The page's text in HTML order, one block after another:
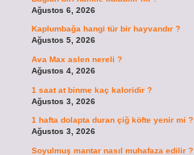
Ağustos 6, 2026
Kaplumbağa hangi tür bir hayvandır ?
Ağustos 5, 2026
Ava Max aslen nereli ?
Ağustos 4, 2026
1 saat at binme kaç kaloridir ?
Ağustos 3, 2026
1 hafta dolapta duran çiğ köfte yenir mi ?
Ağustos 3, 2026
Soyulmuş mantar nasıl muhafaza edilir ?